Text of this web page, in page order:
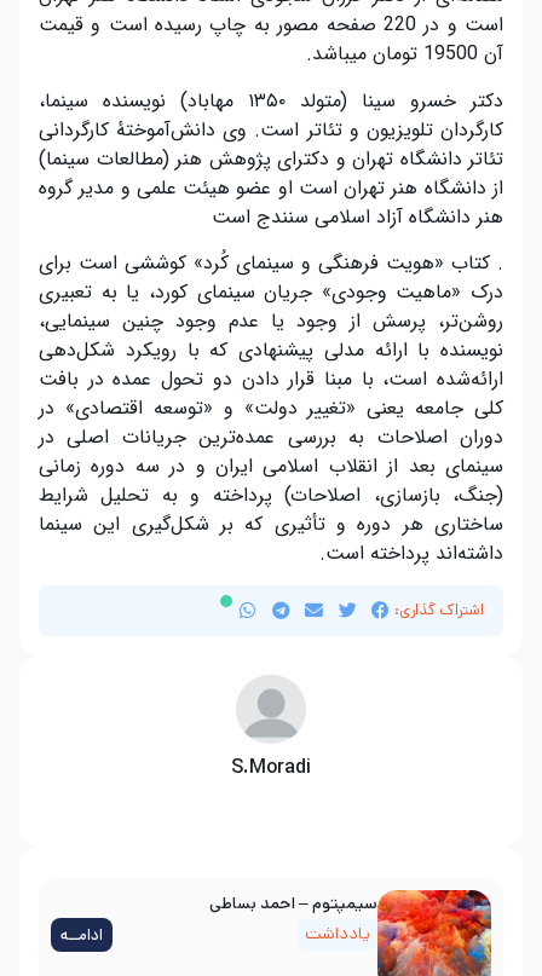
است و در 220 صفحه مصور به چاپ رسیده است و قیمت
آن 19500 تومان میباشد.
دکتر خسرو سینا (متولد ۱۳۵۰ مهاباد) نویسنده سینما،
کارگردان تلویزیون و تئاتر است. وی دانش‌آموختهٔ کارگردانی
تئاتر دانشگاه تهران و دکترای پژوهش هنر (مطالعات سینما)
از دانشگاه هنر تهران است او عضو هیئت علمی و مدیر گروه
هنر دانشگاه آزاد اسلامی سنندج است
. کتاب «هویت فرهنگی و سینمای کُرد» کوششی است برای
درک «ماهیت وجودی» جریان سینمای کورد، یا به تعبیری
روشن‌تر، پرسش از وجود یا عدم وجود چنین سینمایی،
نویسنده با ارائه مدلی پیشنهادی که با رویکرد شکل‌دهی
ارائه‌شده است، با مبنا قرار دادن دو تحول عمده در بافت
کلی جامعه یعنی «تغییر دولت» و «توسعه اقتصادی» در
دوران اصلاحات به بررسی عمده‌ترین جریانات اصلی در
سینمای بعد از انقلاب اسلامی ایران و در سه دوره زمانی
(جنگ، بازسازی، اصلاحات) پرداخته و به تحلیل شرایط
ساختاری هر دوره و تأثیری که بر شکل‌گیری این سینما
داشته‌اند پرداخته است.
اشتراک گذاری:
S.Moradi
سیمپتوم – احمد بساطی
یادداشت
ادامــه